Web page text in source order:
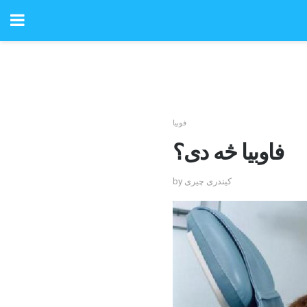
فوبیا
فاوبیا څه دی؟
by کیندری چیری